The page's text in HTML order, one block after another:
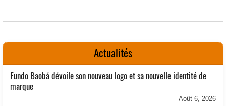
Actualités
Fundo Baobá dévoile son nouveau logo et sa nouvelle identité de
marque
Août 6, 2026